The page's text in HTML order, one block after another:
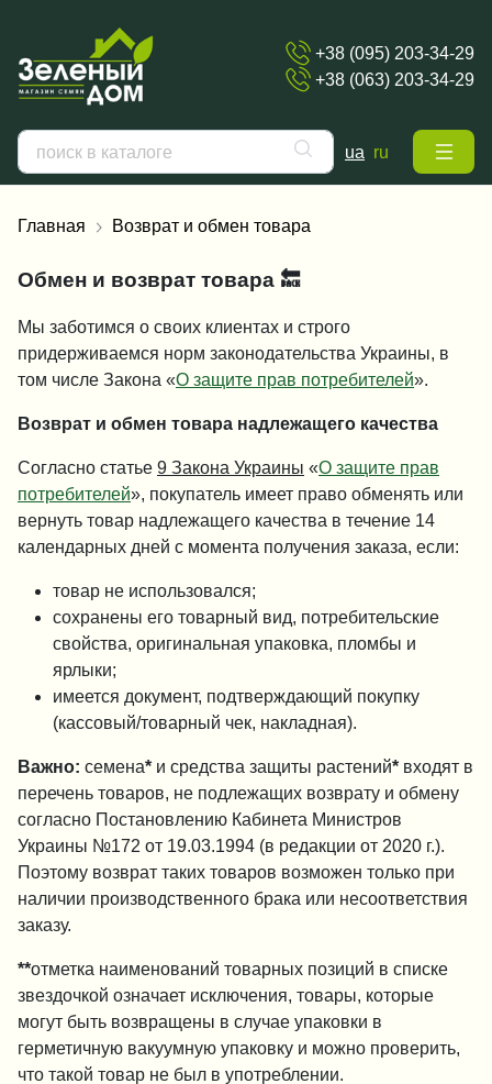
+38 (095) 203-34-29
+38 (063) 203-34-29
ua ru
Главная Возврат и обмен товара
Обмен и возврат товара 🔙
Мы заботимся о своих клиентах и строго
придерживаемся норм законодательства Украины, в
том числе Закона «О защите прав потребителей».
Возврат и обмен товара надлежащего качества
Согласно статье 9 Закона Украины «О защите прав
потребителей», покупатель имеет право обменять или
вернуть товар надлежащего качества в течение 14
календарных дней с момента получения заказа, если:
товар не использовался;
сохранены его товарный вид, потребительские
свойства, оригинальная упаковка, пломбы и
ярлыки;
имеется документ, подтверждающий покупку
(кассовый/товарный чек, накладная).
Важно: семена* и средства защиты растений* входят в
перечень товаров, не подлежащих возврату и обмену
согласно Постановлению Кабинета Министров
Украины №172 от 19.03.1994 (в редакции от 2020 г.).
Поэтому возврат таких товаров возможен только при
наличии производственного брака или несоответствия
заказу.
**отметка наименований товарных позиций в списке
звездочкой означает исключения, товары, которые
могут быть возвращены в случае упаковки в
герметичную вакуумную упаковку и можно проверить,
что такой товар не был в употреблении.